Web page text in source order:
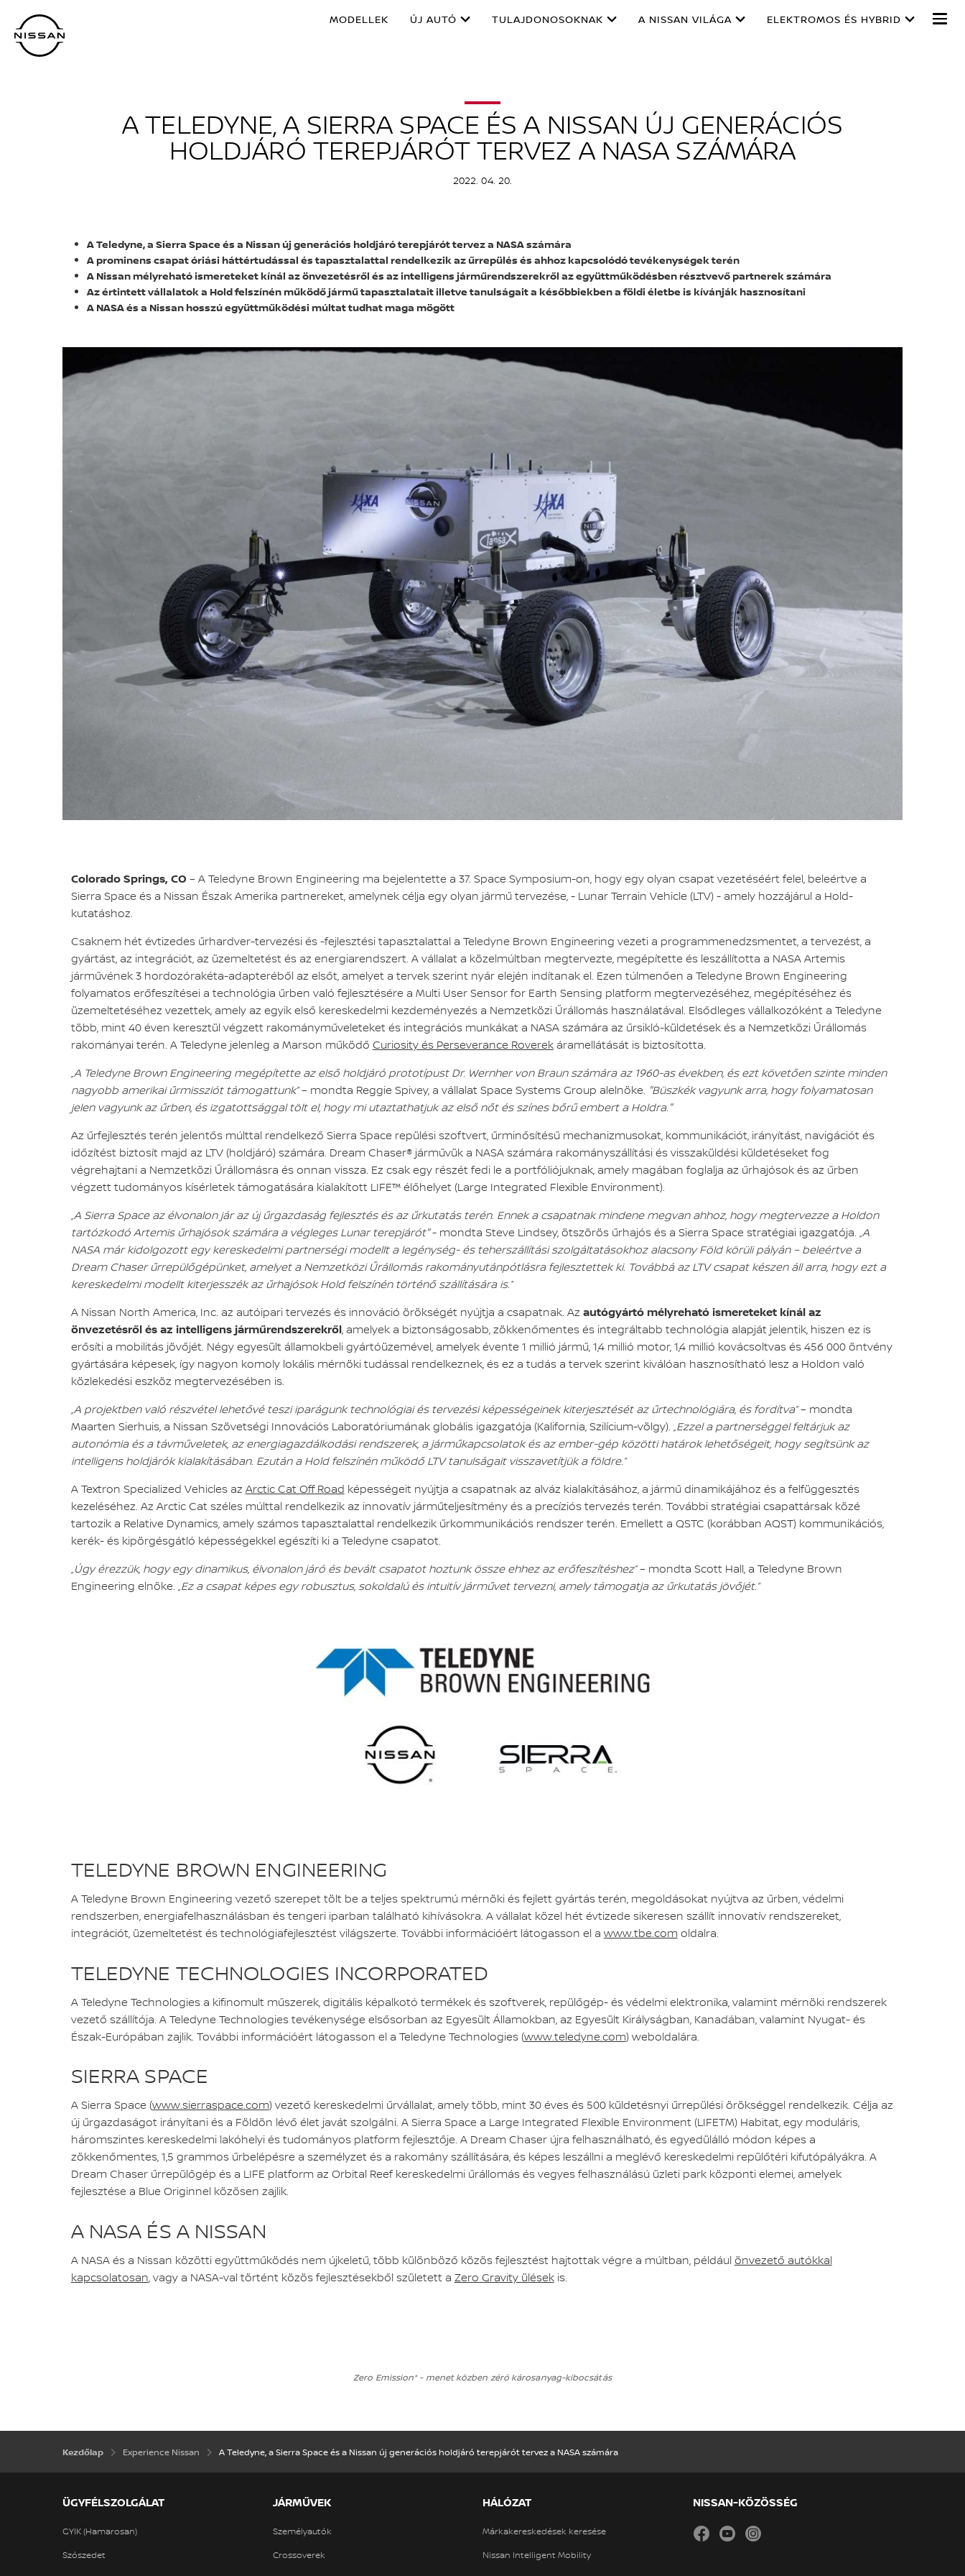
tartalomra
MODELLEK ÚJ AUTÓ TULAJDONOSOKNAK A NISSAN VILÁGA ELEKTROMOS ÉS HYBRID
A TELEDYNE, A SIERRA SPACE ÉS A NISSAN ÚJ GENERÁCIÓS
HOLDJÁRÓ TEREPJÁRÓT TERVEZ A NASA SZÁMÁRA
2022. 04. 20.
A Teledyne, a Sierra Space és a Nissan új generációs holdjáró terepjárót tervez a NASA számára
A prominens csapat óriási háttértudással és tapasztalattal rendelkezik az űrrepülés és ahhoz kapcsolódó tevékenységek terén
A Nissan mélyreható ismereteket kínál az önvezetésről és az intelligens járműrendszerekről az együttműködésben résztvevő partnerek számára
Az értintett vállalatok a Hold felszínén működő jármű tapasztalatait illetve tanulságait a későbbiekben a földi életbe is kívánják hasznosítani
A NASA és a Nissan hosszú együttműködési múltat tudhat maga mögött
Colorado Springs, CO – A Teledyne Brown Engineering ma bejelentette a 37. Space Symposium-on, hogy egy olyan csapat vezetéséért felel, beleértve a
Sierra Space és a Nissan Észak Amerika partnereket, amelynek célja egy olyan jármű tervezése, - Lunar Terrain Vehicle (LTV) - amely hozzájárul a Hold-
kutatáshoz.
Csaknem hét évtizedes űrhardver-tervezési és -fejlesztési tapasztalattal a Teledyne Brown Engineering vezeti a programmenedzsmentet, a tervezést, a
gyártást, az integrációt, az üzemeltetést és az energiarendszert. A vállalat a közelmúltban megtervezte, megépítette és leszállította a NASA Artemis
járművének 3 hordozórakéta-adapteréből az elsőt, amelyet a tervek szerint nyár elején indítanak el. Ezen túlmenően a Teledyne Brown Engineering
folyamatos erőfeszítései a technológia űrben való fejlesztésére a Multi User Sensor for Earth Sensing platform megtervezéséhez, megépítéséhez és
üzemeltetéséhez vezettek, amely az egyik első kereskedelmi kezdeményezés a Nemzetközi Űrállomás használatával. Elsődleges vállalkozóként a Teledyne
több, mint 40 éven keresztül végzett rakományműveleteket és integrációs munkákat a NASA számára az űrsikló-küldetések és a Nemzetközi Űrállomás
rakományai terén. A Teledyne jelenleg a Marson működő Curiosity és Perseverance Roverekáramellátását is biztosította.
„A Teledyne Brown Engineering megépítette az első holdjáró prototípust Dr. Wernher von Braun számára az 1960-as években, és ezt követően szinte minden
nagyobb amerikai űrmissziót támogattunk”– mondta Reggie Spivey, a vállalat Space Systems Group alelnöke. "Büszkék vagyunk arra, hogy folyamatosan
jelen vagyunk az űrben, és izgatottsággal tölt el, hogy mi utaztathatjuk az első nőt és színes bőrű embert a Holdra."
Az űrfejlesztés terén jelentős múlttal rendelkező Sierra Space repülési szoftvert, űrminősítésű mechanizmusokat, kommunikációt, irányítást, navigációt és
időzítést biztosít majd az LTV (holdjáró) számára. Dream Chaser® járművük a NASA számára rakományszállítási és visszaküldési küldetéseket fog
végrehajtani a Nemzetközi Űrállomásra és onnan vissza. Ez csak egy részét fedi le a portfóliójuknak, amely magában foglalja az űrhajósok és az űrben
végzett tudományos kísérletek támogatására kialakított LIFE™ élőhelyet (Large Integrated Flexible Environment).
„A Sierra Space az élvonalon jár az új űrgazdaság fejlesztés és az űrkutatás terén. Ennek a csapatnak mindene megvan ahhoz, hogy megtervezze a Holdon
tartózkodó Artemis űrhajósok számára a végleges Lunar terepjárót"- mondta Steve Lindsey, ötszörös űrhajós és a Sierra Space stratégiai igazgatója. „A
NASA már kidolgozott egy kereskedelmi partnerségi modellt a legénység- és teherszállítási szolgáltatásokhoz alacsony Föld körüli pályán – beleértve a
Dream Chaser űrrepülőgépünket, amelyet a Nemzetközi Űrállomás rakományutánpótlásra fejlesztettek ki. Továbbá az LTV csapat készen áll arra, hogy ezt a
kereskedelmi modellt kiterjesszék az űrhajósok Hold felszínén történő szállítására is.”
A Nissan North America, Inc. az autóipari tervezés és innováció örökségét nyújtja a csapatnak. Az autógyártó mélyreható ismereteket kínál az
önvezetésről és az intelligens járműrendszerekről, amelyek a biztonságosabb, zökkenőmentes és integráltabb technológia alapját jelentik, hiszen ez is
erősíti a mobilitás jövőjét. Négy egyesült államokbeli gyártóüzemével, amelyek évente 1 millió jármű, 1,4 millió motor, 1,4 millió kovácsoltvas és 456 000 öntvény
gyártására képesek, így nagyon komoly lokális mérnöki tudással rendelkeznek, és ez a tudás a tervek szerint kiválóan hasznosítható lesz a Holdon való
közlekedési eszköz megtervezésében is.
„A projektben való részvétel lehetővé teszi iparágunk technológiai és tervezési képességeinek kiterjesztését az űrtechnológiára, és fordítva”– mondta
Maarten Sierhuis, a Nissan Szövetségi Innovációs Laboratóriumának globális igazgatója (Kalifornia, Szilícium-völgy). „Ezzel a partnerséggel feltárjuk az
autonómia és a távműveletek, az energiagazdálkodási rendszerek, a járműkapcsolatok és az ember-gép közötti határok lehetőségeit, hogy segítsünk az
intelligens holdjárók kialakításában. Ezután a Hold felszínén működő LTV tanulságait visszavetítjük a földre.”
A Textron Specialized Vehicles az Arctic Cat Off Road képességeit nyújtja a csapatnak az alváz kialakításához, a jármű dinamikájához és a felfüggesztés
kezeléséhez. Az Arctic Cat széles múlttal rendelkezik az innovatív járműteljesítmény és a precíziós tervezés terén. További stratégiai csapattársak közé
tartozik a Relative Dynamics, amely számos tapasztalattal rendelkezik űrkommunikációs rendszer terén. Emellett a QSTC (korábban AQST) kommunikációs,
kerék- és kipörgésgátló képességekkel egészíti ki a Teledyne csapatot.
„Úgy érezzük, hogy egy dinamikus, élvonalon járó és bevált csapatot hoztunk össze ehhez az erőfeszítéshez”– mondta Scott Hall, a Teledyne Brown
Engineering elnöke. „Ez a csapat képes egy robusztus, sokoldalú és intuitív járművet tervezni, amely támogatja az űrkutatás jövőjét.”
TELEDYNE BROWN ENGINEERING
A Teledyne Brown Engineering vezető szerepet tölt be a teljes spektrumú mérnöki és fejlett gyártás terén, megoldásokat nyújtva az űrben, védelmi
rendszerben, energiafelhasználásban és tengeri iparban található kihívásokra. A vállalat közel hét évtizede sikeresen szállít innovatív rendszereket,
integrációt, üzemeltetést és technológiafejlesztést világszerte. További információért látogasson el a www.tbe.com oldalra.
TELEDYNE TECHNOLOGIES INCORPORATED
A Teledyne Technologies a kifinomult műszerek, digitális képalkotó termékek és szoftverek, repülőgép- és védelmi elektronika, valamint mérnöki rendszerek
vezető szállítója. A Teledyne Technologies tevékenysége elsősorban az Egyesült Államokban, az Egyesült Királyságban, Kanadában, valamint Nyugat- és
Észak-Európában zajlik. További információért látogasson el a Teledyne Technologies (www.teledyne.com) weboldalára.
SIERRA SPACE
A Sierra Space (www.sierraspace.com) vezető kereskedelmi űrvállalat, amely több, mint 30 éves és 500 küldetésnyi űrrepülési örökséggel rendelkezik. Célja az
új űrgazdaságot irányítani és a Földön lévő élet javát szolgálni. A Sierra Space a Large Integrated Flexible Environment (LIFETM) Habitat, egy moduláris,
háromszintes kereskedelmi lakóhelyi és tudományos platform fejlesztője. A Dream Chaser újra felhasználható, és egyedülálló módon képes a
zökkenőmentes, 1,5 grammos űrbelépésre a személyzet és a rakomány szállítására, és képes leszállni a meglévő kereskedelmi repülőtéri kifutópályákra. A
Dream Chaser űrrepülőgép és a LIFE platform az Orbital Reef kereskedelmi űrállomás és vegyes felhasználású üzleti park központi elemei, amelyek
fejlesztése a Blue Originnel közösen zajlik.
A NASA ÉS A NISSAN
A NASA és a Nissan közötti együttműködés nem újkeletű, több különböző közös fejlesztést hajtottak végre a múltban, például önvezető autókkal
kapcsolatosan, vagy a NASA-val történt közös fejlesztésekből született a Zero Gravity ülésekis.
Zero Emission* - menet közben zéró károsanyag-kibocsátás
Kezdőlap Experience Nissan A Teledyne, a Sierra Space és a Nissan új generációs holdjáró terepjárót tervez a NASA számára
ÜGYFÉLSZOLGÁLAT
GYIK (Hamarosan)
Szószedet
JÁRMŰVEK
Személyautók
Crossoverek
HÁLÓZAT
Márkakereskedések keresése
Nissan Intelligent Mobility
NISSAN-KÖZÖSSÉG
facebookyoutubeinstagram